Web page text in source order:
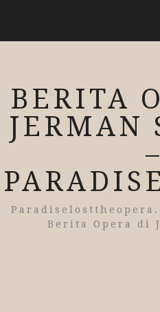
BERITA
JERMAN
–
Berita Opera di